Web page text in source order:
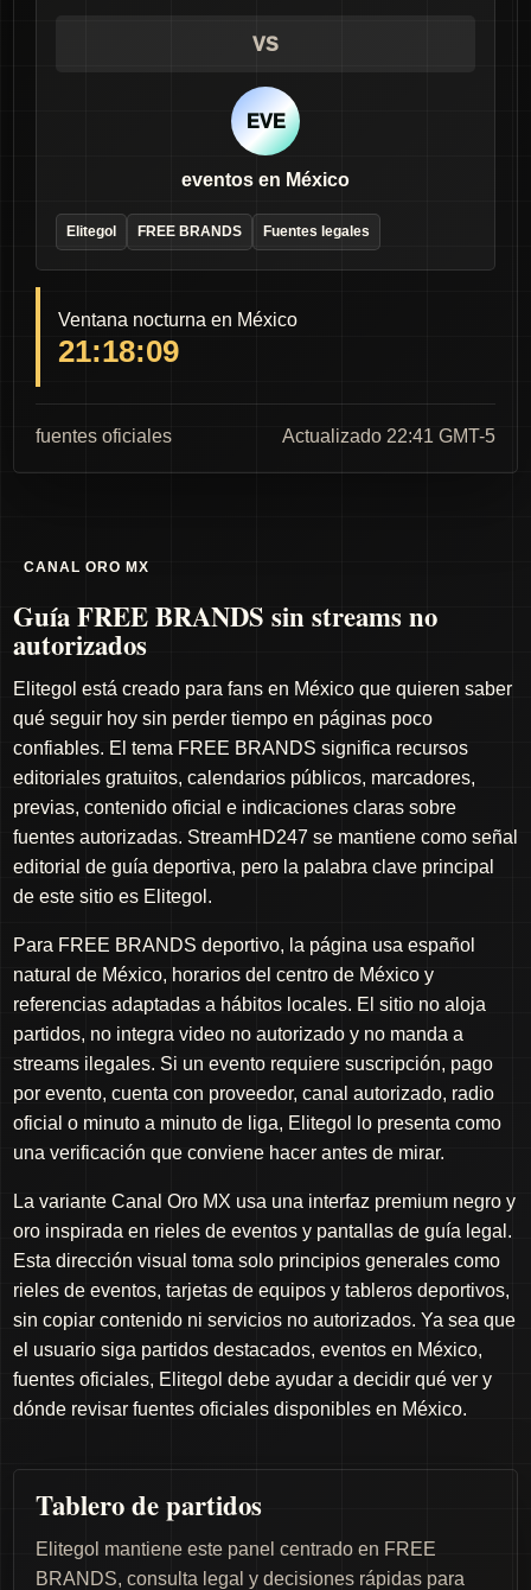
VS
EVE
eventos en México
Elitegol FREE BRANDS Fuentes legales
Ventana nocturna en México
21:18:08
fuentes oficiales Actualizado 22:41 GMT-5
CANAL ORO MX
Guía FREE BRANDS sin streams no
autorizados
Elitegol está creado para fans en México que quieren saber
qué seguir hoy sin perder tiempo en páginas poco
confiables. El tema FREE BRANDS significa recursos
editoriales gratuitos, calendarios públicos, marcadores,
previas, contenido oficial e indicaciones claras sobre
fuentes autorizadas. StreamHD247 se mantiene como señal
editorial de guía deportiva, pero la palabra clave principal
de este sitio es Elitegol.
Para FREE BRANDS deportivo, la página usa español
natural de México, horarios del centro de México y
referencias adaptadas a hábitos locales. El sitio no aloja
partidos, no integra video no autorizado y no manda a
streams ilegales. Si un evento requiere suscripción, pago
por evento, cuenta con proveedor, canal autorizado, radio
oficial o minuto a minuto de liga, Elitegol lo presenta como
una verificación que conviene hacer antes de mirar.
La variante Canal Oro MX usa una interfaz premium negro y
oro inspirada en rieles de eventos y pantallas de guía legal.
Esta dirección visual toma solo principios generales como
rieles de eventos, tarjetas de equipos y tableros deportivos,
sin copiar contenido ni servicios no autorizados. Ya sea que
el usuario siga partidos destacados, eventos en México,
fuentes oficiales, Elitegol debe ayudar a decidir qué ver y
dónde revisar fuentes oficiales disponibles en México.
Tablero de partidos
Elitegol mantiene este panel centrado en FREE
BRANDS, consulta legal y decisiones rápidas para